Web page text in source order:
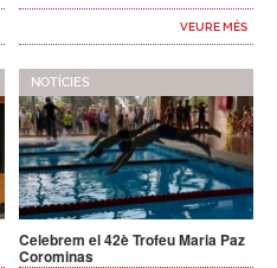
VEURE MÉS
NOTÍCIES
Celebrem el 42è Trofeu Maria Paz
Corominas